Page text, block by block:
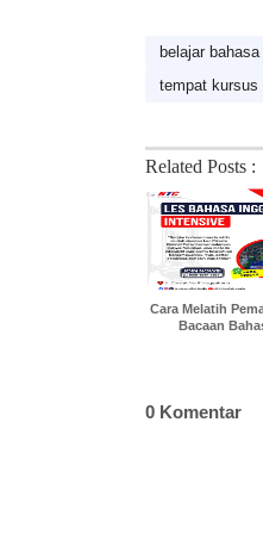
belajar
tempat kursus
Related Posts :
Cara Melatih
Bacaan
0 Komentar